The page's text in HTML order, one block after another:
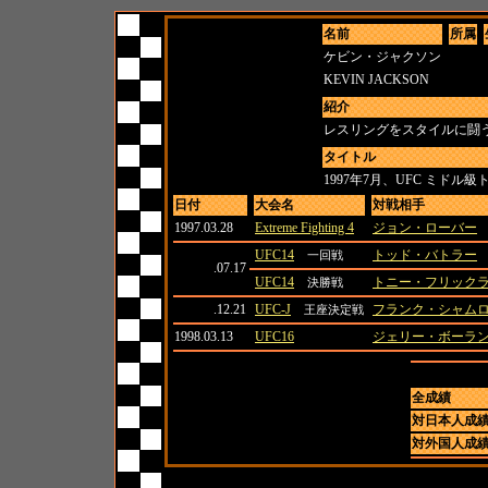
名前 所属
ケビン・ジャクソン
KEVIN JACKSON
紹介
レスリングをスタイルに闘
タイトル
1997年7月、UFC ミドル級
日付
大会名
対戦相手
1997.03.28
Extreme Fighting 4 ジョン・ローバー
.07.17
UFC14 一回戦
トッド・バトラー
UFC14
決勝戦
トニー・フリック
.12.21 UFC-J 王座決定戦
フランク・シャム
1998.03.13
UFC16 ジェリー・ボーラ
全成績
対日本人成
対外国人成